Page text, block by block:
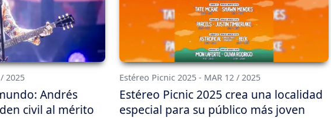
2025
Andrés
civil al mérito
Estéreo Picnic 2025 - MAR 12 / 2025
Estéreo Picnic 2025 crea una localidad
especial para su público más joven